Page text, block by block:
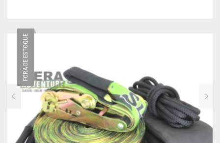
FORA DE ESTOQUE